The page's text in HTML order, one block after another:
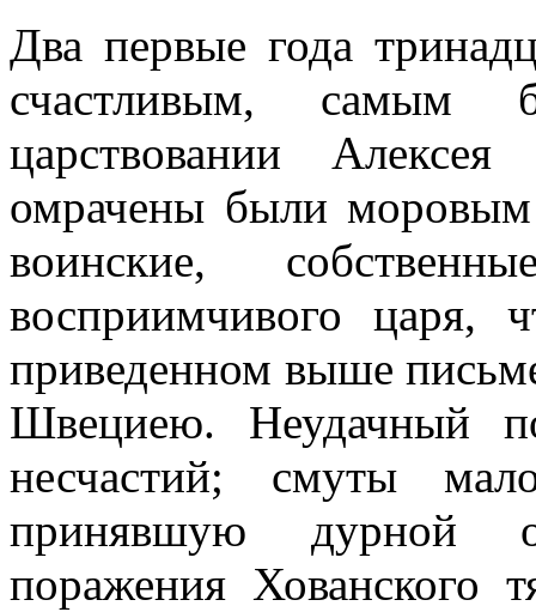
Два первые года
счастливым, самым
царствовании
омрачены были моровым
воинские,
восприимчивого царя,
приведенном выше
Швециею. Неудачный
несчастий; смуты
принявшую дурной
поражения Хованского